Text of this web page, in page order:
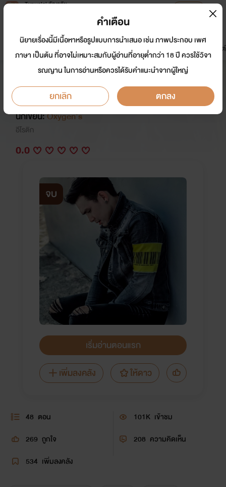
Tunwalai ธัญวลัย
หน้าแรก นิยาย อีบุ๊ก การ์ตูน
มาใหม่
ดรีมแชท ธัญลิสต์
(Yaoi)ร้ายนัก จับกดซะเลยดีไหม!?
(เคะท้องได้)
นักเขียน:Oxygen's
อีโรติก
0.0
จบ
เริ่มอ่านตอนแรก
เพิ่มลงคลัง
ให้ดาว
48 ตอน 101K เข้าชม
269 ถูกใจ 208 ความคิดเห็น
534 เพิ่มลงคลัง
คำเตือน
นิยายเรื่องนี้มีเนื้อหาหรือรูปแบบการนำเสนอ เช่น ภาพประกอบ เพศ
ภาษา เป็นต้น ที่อาจไม่เหมาะสมกับผู้อ่านที่อายุต่ำกว่า 18 ปี ควรใช้วิจา
รณญาน ในการอ่านหรือควรได้รับคำแนะนำจากผู้ใหญ่
ยกเลิก ตกลง